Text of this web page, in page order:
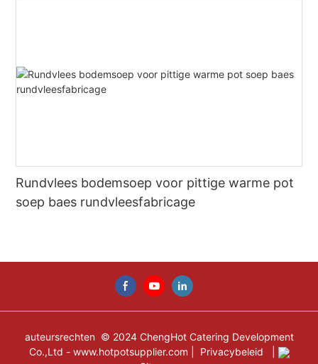
Rundvlees bodemsoep voor pittige warme pot
soep baes rundvleesfabricage
auteursrechten © 2024 ChengHot Catering Development
Co.,Ltd - www.hotpotsupplier.com Privacybeleid